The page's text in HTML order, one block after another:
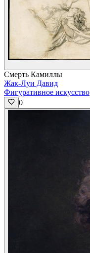
Смерть Камиллы
Жак-Луи Давид
Фигуративное искусство
0